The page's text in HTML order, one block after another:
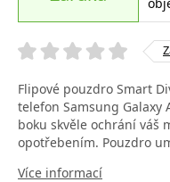
Flipové pouzdro Smart
telefon Samsung Galaxy
boku skvěle ochrání váš
opotřebením. Pouzdro
Více informací